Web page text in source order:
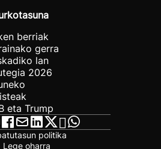
berriak
gerra
lan
2026
eta Trump
politika
Lege oharra